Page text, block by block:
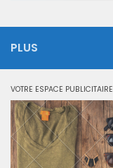
PLUS
VOTRE ESPACE PUBLICITAIRE